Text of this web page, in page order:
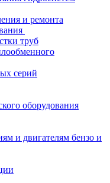
и ремонта
труб
серий
оборудования
и двигателям бензо и